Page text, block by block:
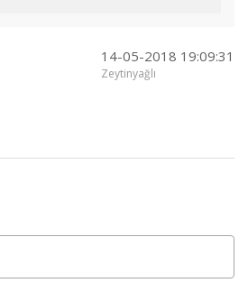
14-05-2018 19:09:31
Zeytinyağlı